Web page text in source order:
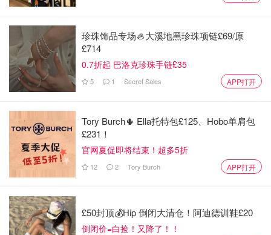
📌天际蒸炖两用锅
珍珠饰品专场🦪大溪地黑珍珠项链£69/原
£714
0.7折起 巴洛克珍珠手链£35
5 1 Secret Sales APP打开
Tory Burch🌵 Ella托特包£125、Hobo单肩包
£231！
官网夏促即将结束！超多5折
12 2 Tory Burch APP打开
£50封顶💰Hip 倒闭大清仓！阿迪德训鞋£20
倒闭价=白捡！又降了！！